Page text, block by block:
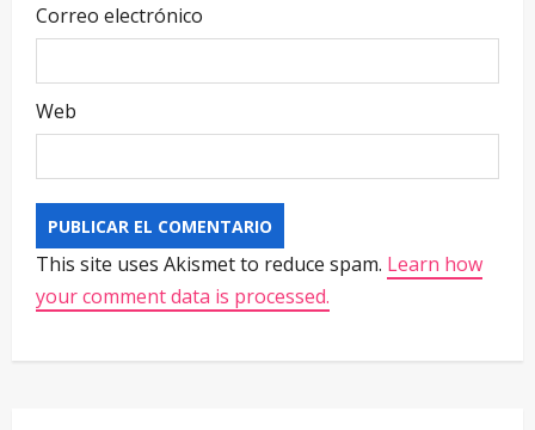
Correo electrónico
Web
This site uses Akismet to reduce spam. Learn how
your comment data is processed.